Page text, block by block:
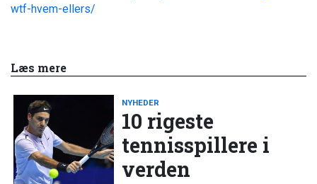
wtf-hvem-ellers/
Læs mere
NYHEDER
10 rigeste
tennisspillere i
verden